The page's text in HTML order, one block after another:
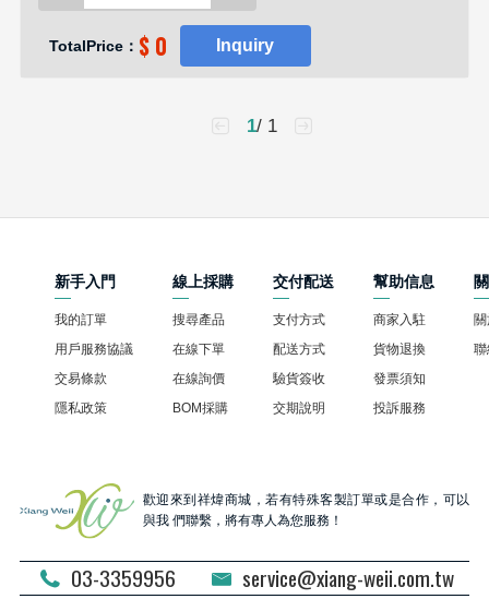
TotalPrice： $ 0 Inquiry
1/ 1
新手入門
我的訂單
用戶服務協議
交易條款
隱私政策
線上採購
搜尋產品
在線下單
在線詢價
BOM採購
交付配送
支付方式
配送方式
驗貨簽收
交期說明
幫助信息
商家入駐
貨物退換
發票須知
投訴服務
歡迎來到祥煒商城，若有特殊客製訂單或是合作，可以
與我 們聯繫，將有專人為您服務！
03-3359956 service@xiang-weii.com.tw